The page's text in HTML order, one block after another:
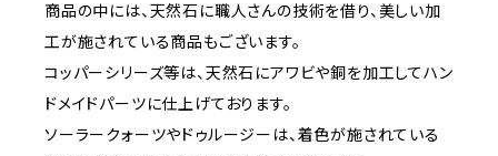
商品の中には、天然石に職人さんの技術を借り、美しい加
工が施されている商品もございます。
コッパーシリーズ等は、天然石にアワビや銅を加工してハン
ドメイドパーツに仕上げております。
ソーラークォーツやドゥルージーは、着色が施されている